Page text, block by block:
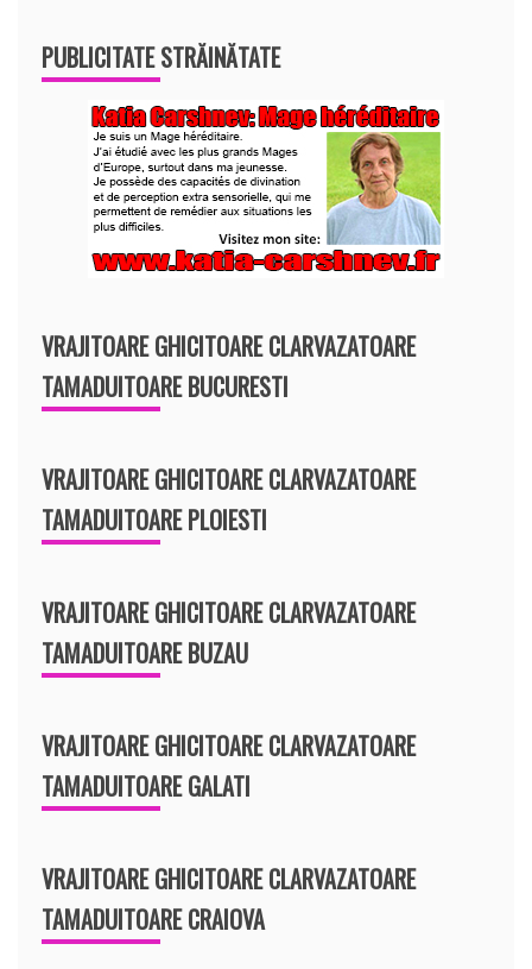
PUBLICITATE STRĂINĂTATE
VRAJITOARE GHICITOARE CLARVAZATOARE
TAMADUITOARE BUCURESTI
VRAJITOARE GHICITOARE CLARVAZATOARE
TAMADUITOARE PLOIESTI
VRAJITOARE GHICITOARE CLARVAZATOARE
TAMADUITOARE BUZAU
VRAJITOARE GHICITOARE CLARVAZATOARE
TAMADUITOARE GALATI
VRAJITOARE GHICITOARE CLARVAZATOARE
TAMADUITOARE CRAIOVA